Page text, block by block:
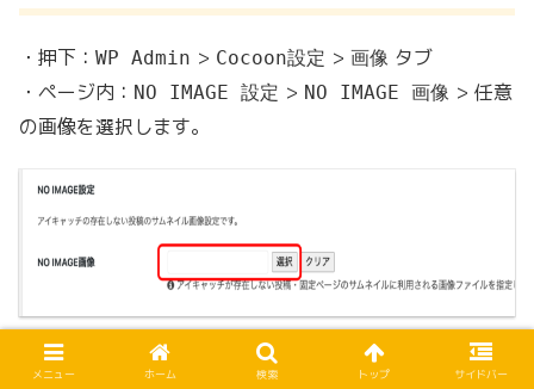
・押下： WP Admin > Cocoon設定 > 画像 タブ
・ページ内： NO IMAGE 設定 > NO IMAGE 画像 > 任意
の画像を選択します。
変更をまとめて保存 をクリックして保存します。
メニュー ホーム 検索 トップ サイドバー